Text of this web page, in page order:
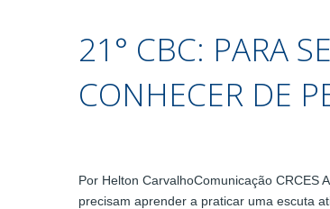
21° CBC: PARA
CONHECER DE
Por Helton CarvalhoComunicação CRCES
precisam aprender a praticar uma escuta